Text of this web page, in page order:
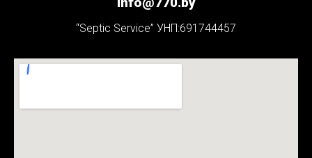
“Septic Service” УНП:691744457